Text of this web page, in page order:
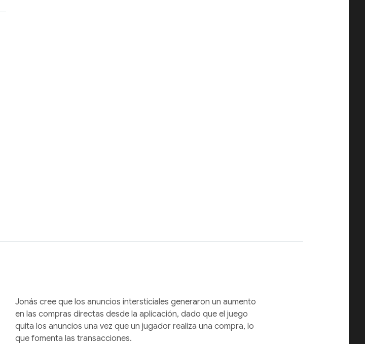
Jonás cree que los anuncios intersticiales generaron un aumento
en las compras directas desde la aplicación, dado que el juego
quita los anuncios una vez que un jugador realiza una compra, lo
que fomenta las transacciones.